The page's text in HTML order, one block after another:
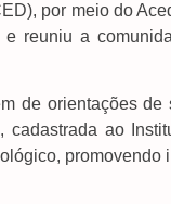
por meio do
reuniu a
de orientações de
ao
promovendo